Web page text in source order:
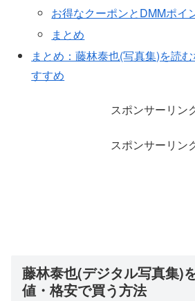
お得なクーポンとDMMポイ
まとめ
まとめ：藤林泰也(写真集)を読
すすめ
スポンサーリン
スポンサーリン
藤林泰也(デジタル写真集)
値・格安で買う方法